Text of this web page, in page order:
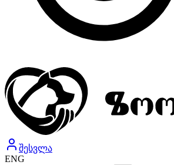
შესვლა
ENG